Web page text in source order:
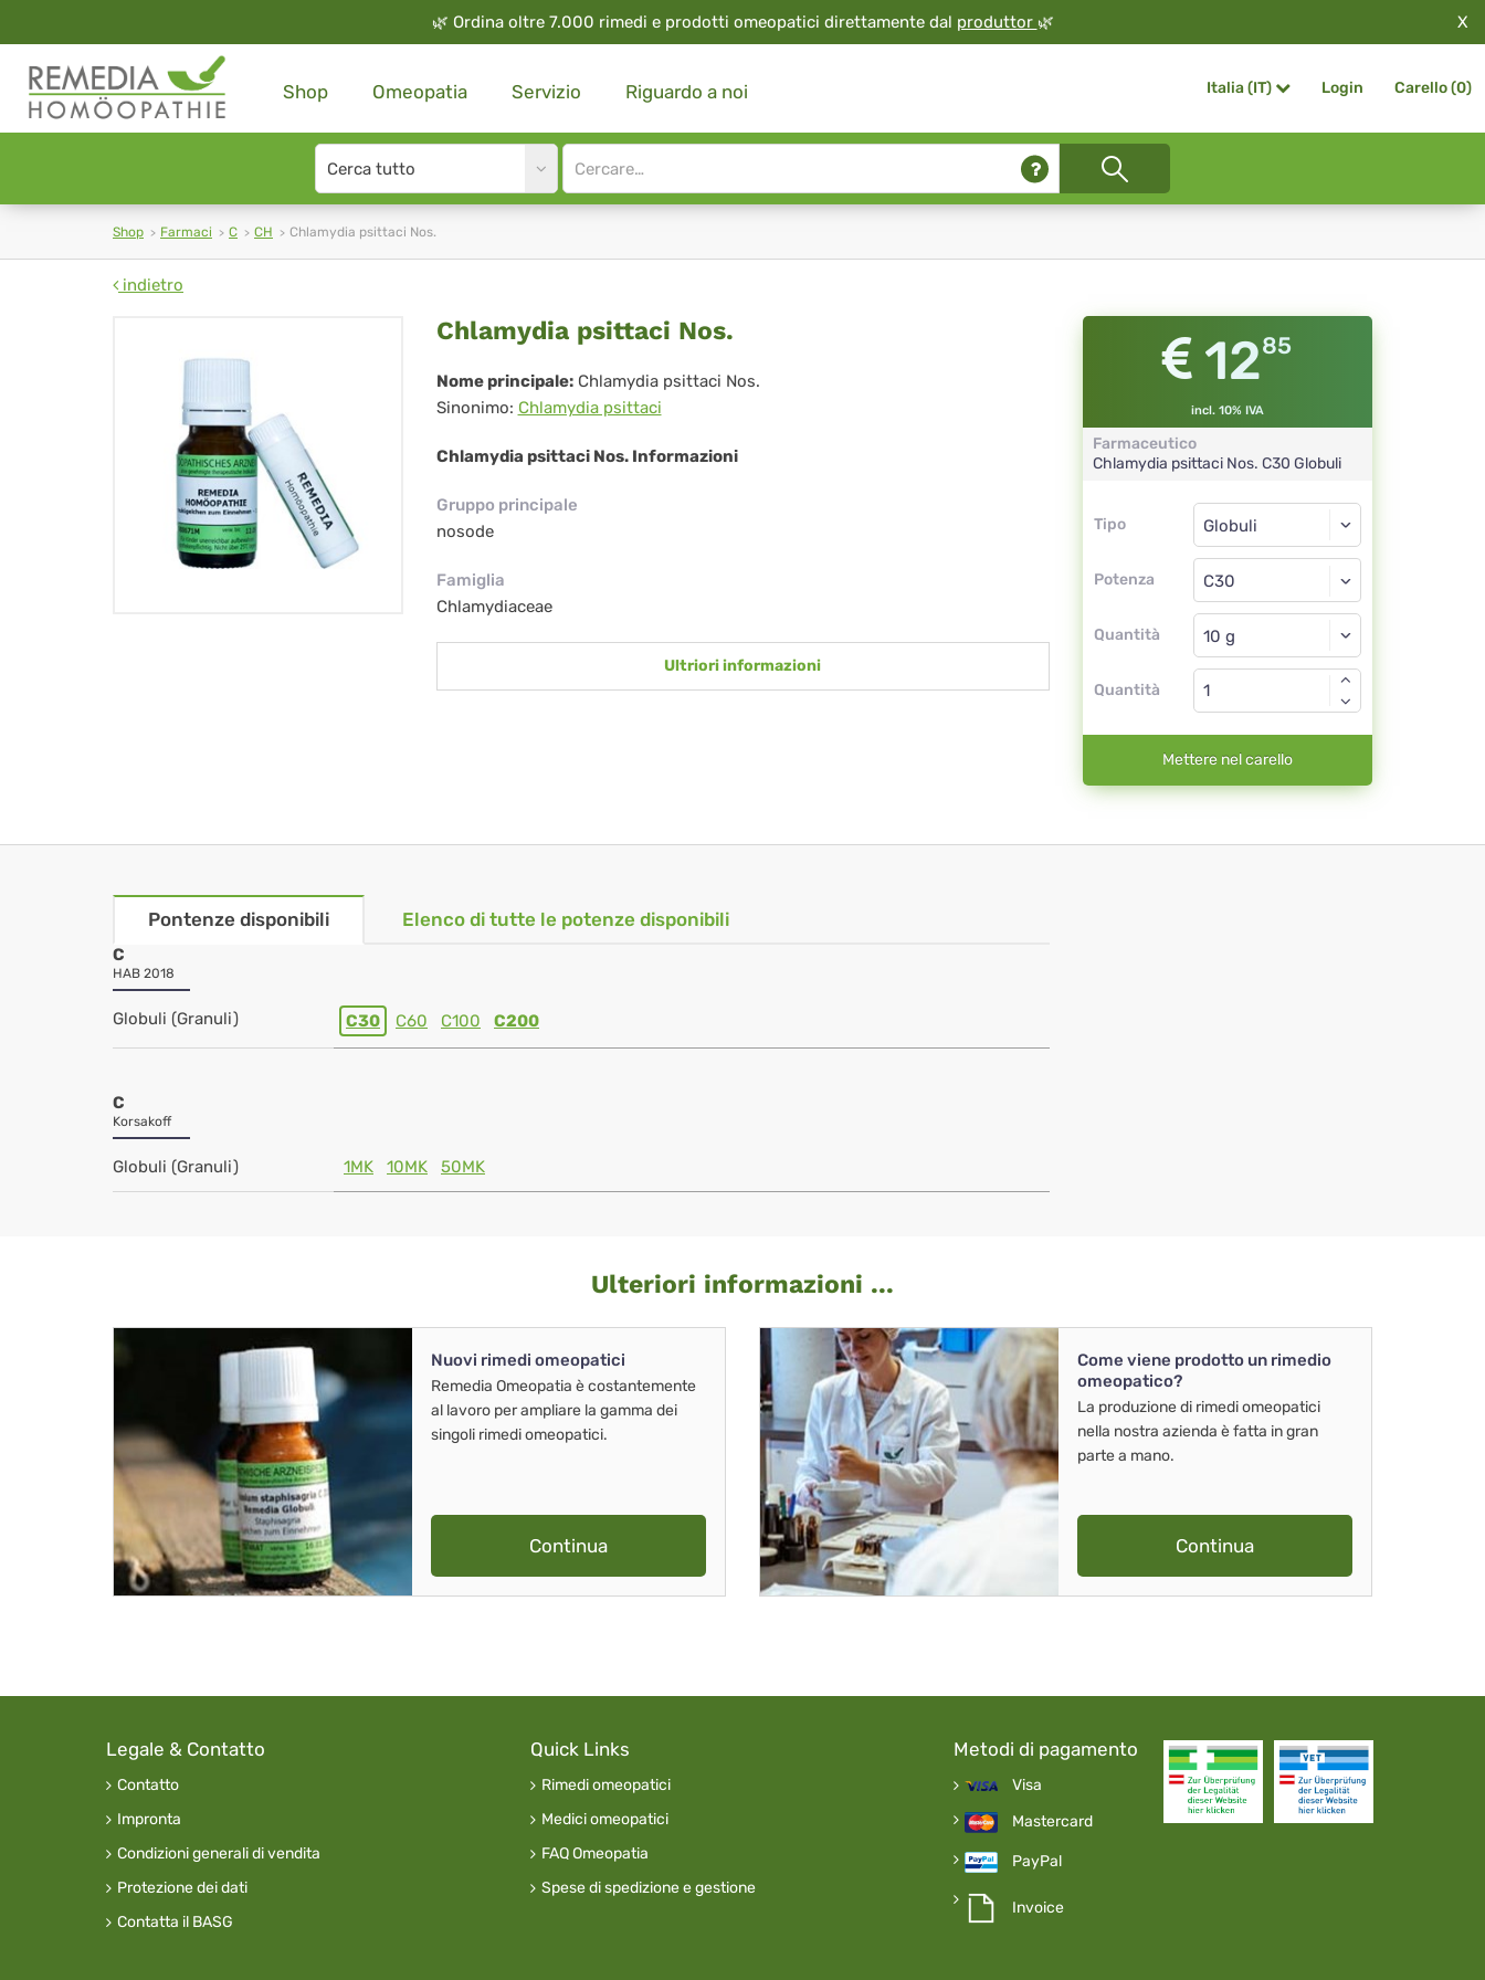
🌿 Ordina oltre 7.000 rimedi e prodotti omeopatici direttamente dal produttor 🌿 X
Shop Omeopatia Servizio Riguardo a noi Italia (IT) Login Carello (0)
Search
type
Site
search
Shop Farmaci C CH Chlamydia psittaci Nos.
indietro
Chlamydia
psittaci
Nos.
Chlamydia psittaci Nos.
Nome principale: Chlamydia psittaci Nos.
Sinonimo: Chlamydia psittaci
Chlamydia psittaci Nos. Informazioni
Gruppo principale
nosode
Famiglia
Chlamydiaceae
Ultriori informazioni
1285
incl. 10% IVA
Farmaceutico
Chlamydia psittaci Nos. C30 Globuli
Tipo
Tipo
Potenza
Globuli
C30
Quantità
Globuli
Quantità
Mettere nel carello
Pontenze disponibili Elenco di tutte le potenze disponibili
C
HAB 2018
Globuli (Granuli) C30 C60 C100 C200
C
Korsakoff
Globuli (Granuli) 1MK 10MK 50MK
Ulteriori informazioni ...
Nuovi rimedi omeopatici
Remedia Omeopatia è costantemente
al lavoro per ampliare la gamma dei
singoli rimedi omeopatici.
Continua
Come viene prodotto un rimedio
omeopatico?
La produzione di rimedi omeopatici
nella nostra azienda è fatta in gran
parte a mano.
Continua
Legale & Contatto
Contatto
Impronta
Condizioni generali di vendita
Protezione dei dati
Contatta il BASG
Quick Links
Rimedi omeopatici
Medici omeopatici
FAQ Omeopatia
Spese di spedizione e gestione
Metodi di pagamento
Visa
Mastercard
PayPal
Invoice